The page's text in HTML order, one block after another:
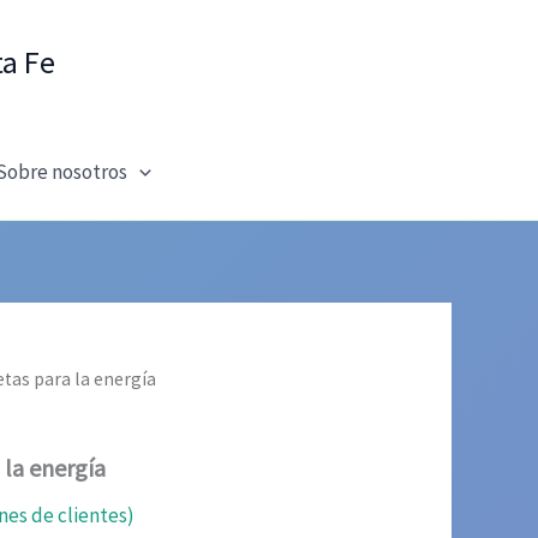
Fe
nosotros
para la energía
energía
de clientes)